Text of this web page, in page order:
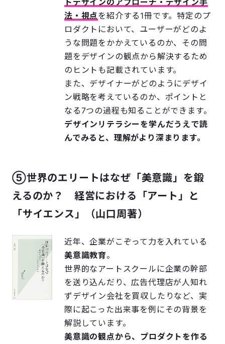
トデザインのアプローチ・デザイン手
法・視点を紹介する1冊です。特定のプ
ロダクトにおいて、ユーザーがどのよ
うな問題をかかえているのか、その問
題をデザインの観点から解決するため
のヒントも記載されています。
また、デザイナーがどのようにデザイ
ン戦略を考えているのか、ポイントと
なる7つの過程も知ることができます。
デザインリテラシーを学んだうえで読
んでみると、理解がより深まります。
⑤世界のエリートはなぜ「美意識」を鍛
えるのか？ 経営における「アート」と
「サイエンス」（山口周著）
近年、企業がこぞって力を入れている
美意識教育。
世界的なアートスクールに企業の幹部
を送り込んだり、広告代理店が人知れ
ずデザイン会社を買収したりなど、実
際に起こった出来事を例にその背景を
解説しています。
美意識の観点から、プロダクトを作る